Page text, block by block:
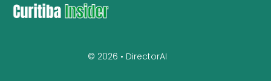
© 2026 • DirectorAI